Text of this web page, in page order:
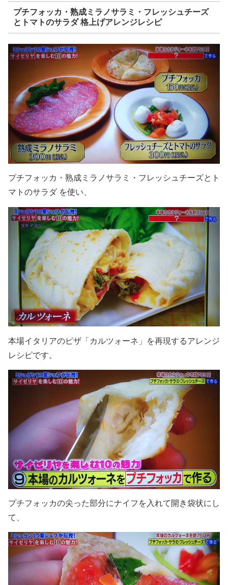
プチフォッカ・熟成ミラノサラミ・フレッシュチーズ
とトマトのサラダ 格上げアレンジレシピ
プチフォッカ・熟成ミラノサラミ・フレッシュチーズとト
マトのサラダ を使い、
本場イタリアのピザ「カルツォーネ」を再現するアレンジ
レシピです。
プチフォッカの尖った部分にナイフを入れて開き袋状にし
て、